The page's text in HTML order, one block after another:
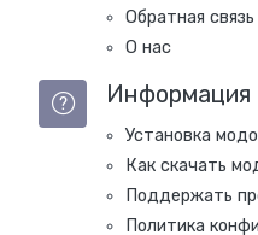
Обратная связь
О нас
Информация
Установка
Как скачать
Поддержать
Политика